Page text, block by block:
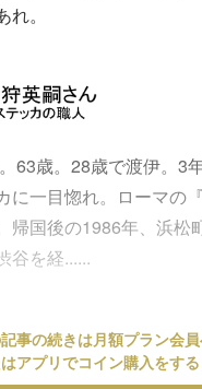
。
63歳。28歳で渡伊。3
に一目惚れ。ローマの
帰国後の1986年、浜松
谷を経......
事の続きは月額プラン会員
アプリでコイン購入をす